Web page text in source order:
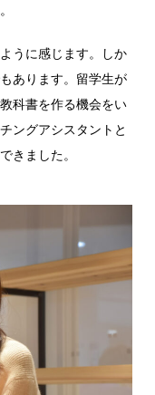
うに感じます。しか
あります。留学生が
科書を作る機会をい
ングアシスタントと
きました。